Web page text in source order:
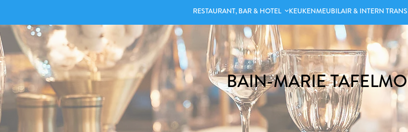
RESTAURANT, BAR & HOTEL KEUKENMEUBILAIR & INTERN
BAIN-MARIE